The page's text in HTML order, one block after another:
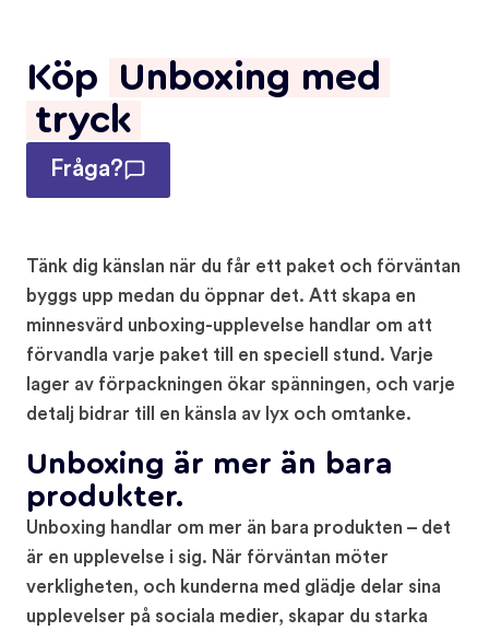
Köp
Unboxing med
tryck
Fråga?
Tänk dig känslan när du får ett paket och förväntan
byggs upp medan du öppnar det. Att skapa en
minnesvärd unboxing-upplevelse handlar om att
förvandla varje paket till en speciell stund. Varje
lager av förpackningen ökar spänningen, och varje
detalj bidrar till en känsla av lyx och omtanke.
Unboxing är mer än bara
produkter.
Unboxing handlar om mer än bara produkten – det
är en upplevelse i sig. När förväntan möter
verkligheten, och kunderna med glädje delar sina
upplevelser på sociala medier, skapar du starka